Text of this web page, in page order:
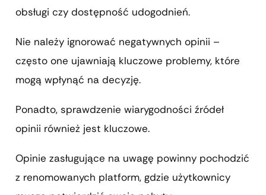
obsługi czy dostępność udogodnień.
Nie należy ignorować negatywnych opinii –
często one ujawniają kluczowe problemy, które
mogą wpłynąć na decyzję.
Ponadto, sprawdzenie wiarygodności źródeł
opinii również jest kluczowe.
Opinie zasługujące na uwagę powinny pochodzić
z renomowanych platform, gdzie użytkownicy